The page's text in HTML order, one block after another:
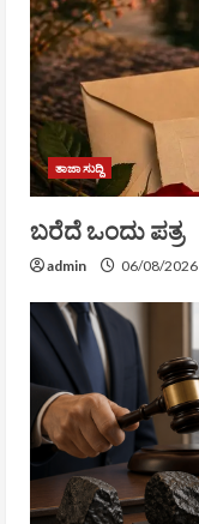
ತಾಜಾ ಸುದ್ದಿ
ಬರೆದೆ ಒಂದು ಪತ್ರ
admin 06/08/2026